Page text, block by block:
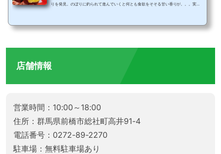
りを発見。のぼりに釣られて進んでいくと何とも食欲をそそる甘い香りが。。。実
た「つぼやきいも夢座家」を紹介します。お店の場所華蔵寺公園とスマーク伊勢崎の
店舗情報
営業時間：10:00～18:00
住所：群馬県前橋市総社町高井91-4
電話番号：0272-89-2270
駐車場：無料駐車場あり